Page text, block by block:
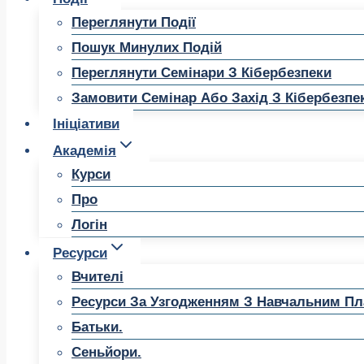
Переглянути Події
Пошук Минулих Подій
Переглянути Семінари З Кібербезпеки
Замовити Семінар Або Захід З
Ініціативи
Академія
Курси
Про
Логін
Ресурси
Вчителі
Ресурси За Узгодженням З Навчальним
Батьки.
Сеньйори.